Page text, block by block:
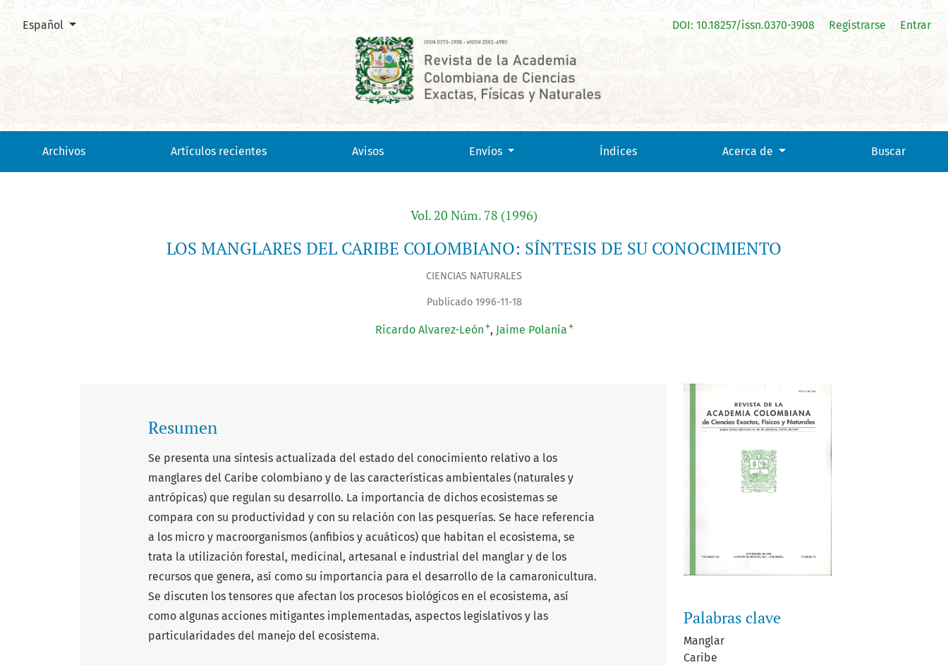
LOS MANGLARES DEL CARIBE COLOMBIANO: SÍNTESIS DE SU CONOCIMIENTO
Archivos Artículos recientes Avisos Envíos Índices Acerca de Buscar
DOI: 10.18257/issn.0370-3908 Registrarse Entrar
Cambiar el idioma. El actual es:
Español
Vol. 20 Núm. 78 (1996)
LOS MANGLARES DEL CARIBE COLOMBIANO: SÍNTESIS DE SU CONOCIMIENTO
CIENCIAS NATURALES
Publicado 1996-11-18
Ricardo Alvarez-León + Jaime Polanía +
Palabras clave
Manglar
Caribe
Resumen
Se presenta una síntesis actualizada del estado del conocimiento relativo a los
manglares del Caribe colombiano y de las características ambientales (naturales y
antrópicas) que regulan su desarrollo. La importancia de dichos ecosistemas se
compara con su productividad y con su relación con las pesquerías. Se hace referencia
a los micro y macroorganismos (anfibios y acuáticos) que habitan el ecosistema, se
trata la utilización forestal, medicinal, artesanal e industrial del manglar y de los
recursos que genera, así como su importancia para el desarrollo de la camaronicultura.
Se discuten los tensores que afectan los procesos biológicos en el ecosistema, así
como algunas acciones mitigantes implementadas, aspectos legislativos y las
particularidades del manejo del ecosistema.